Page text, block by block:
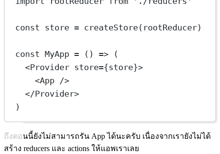
const store = createStore(rootReducer)
const MyApp = () => (
<Provider store={store}>
<App />
</Provider>
)
ถึงตอนนี้ยังไม่สามารถรัน App ได้นะครับ เนื่องจากเรายังไม่ได้
สร้าง reducers และ actions ให้แอพเราเลย